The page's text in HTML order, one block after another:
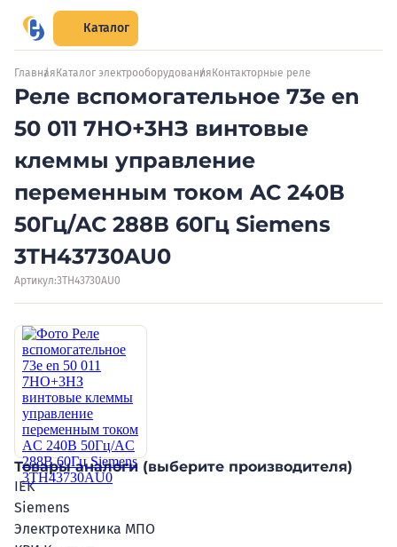
Каталог
Главная Каталог электрооборудования Контакторные реле
Реле вспомогательное 73e en
50 011 7НО+3НЗ винтовые
клеммы управление
переменным током AC 240В
50Гц/AC 288В 60Гц Siemens
3TH43730AU0
Артикул:3TH43730AU0
Товары аналоги (выберите производителя)
IEK
Siemens
Электротехника МПО